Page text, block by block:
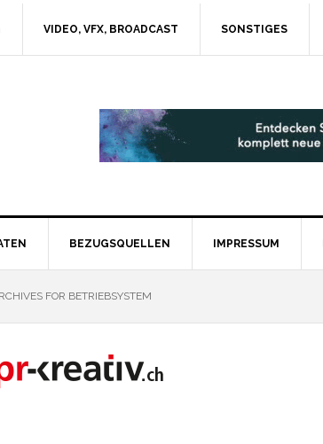
VIDEO, VFX, BROADCAST SONSTIGES
BEZUGSQUELLEN IMPRESSUM
FOR BETRIEBSYSTEM